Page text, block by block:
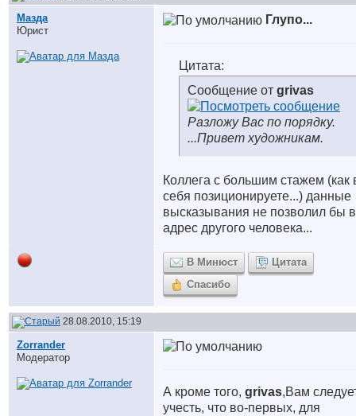
Мазда
Юрист
Глупо...
Цитата:
Сообщение от grivas
Разложу Вас по порядку.
...Привет художникам.
Коллега с большим стажем (как
себя позиционируете...) данные
высказывания не позволил бы в
адрес другого человека...
В Минюст
Цитата
Спасибо
28.08.2010, 15:19
Zorrander
Модератор
А кроме того, grivas,Вам
учесть, что во-первых, для